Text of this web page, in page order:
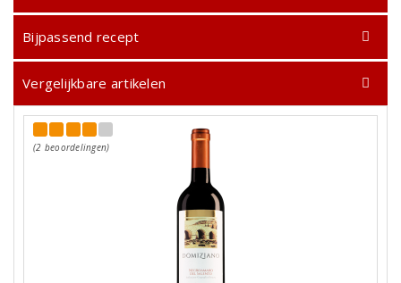
Bijpassend recept
Vergelijkbare artikelen
(2 beoordelingen)